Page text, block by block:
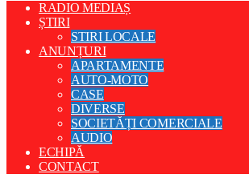
RADIO MEDIAȘ
ȘTIRI
STIRI LOCALE
ANUNȚURI
APARTAMENTE
AUTO-MOTO
CASE
DIVERSE
SOCIETĂȚI COMERCIALE
AUDIO
ECHIPĂ
CONTACT